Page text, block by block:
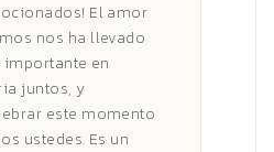
El amor
nos ha llevado
importante en
juntos, y
este momento
ustedes. Es un